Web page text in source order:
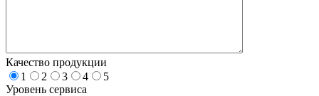
Качество продукции
1
2 3 4
5
Уровень сервиса